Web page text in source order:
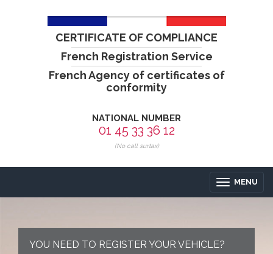
CERTIFICATE OF COMPLIANCE
French Registration Service
French Agency of certificates of
conformity
NATIONAL NUMBER
01 45 33 36 12
(No call surtax)
MENU
YOU NEED TO REGISTER YOUR VEHICLE?